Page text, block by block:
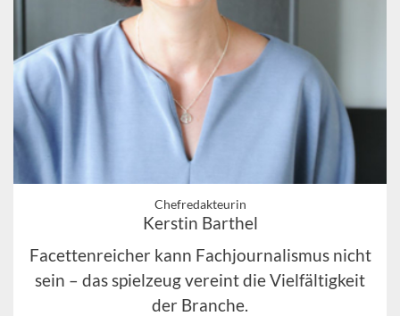
Chefredakteurin
Kerstin Barthel
Facettenreicher kann Fachjournalismus nicht
sein – das spielzeug vereint die Vielfältigkeit
der Branche.